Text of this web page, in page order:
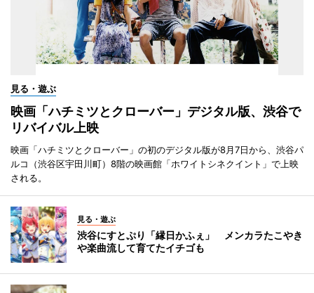
見る・遊ぶ
映画「ハチミツとクローバー」デジタル版、渋谷で
リバイバル上映
映画「ハチミツとクローバー」の初のデジタル版が8月7日から、渋谷パ
ルコ（渋谷区宇田川町）8階の映画館「ホワイトシネクイント」で上映
される。
見る・遊ぶ
渋谷にすとぷり「縁日かふぇ」 メンカラたこやき
や楽曲流して育てたイチゴも